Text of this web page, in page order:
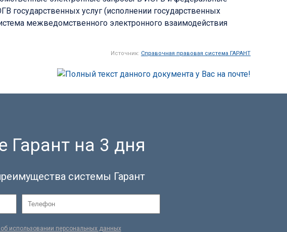
государственных услуг (исполнении государственных
межведомственного электронного взаимодействия
Источник: Справочная правовая система ГАРАНТ
Гарант на 3 дня
системы Гарант
использовании персональных данных